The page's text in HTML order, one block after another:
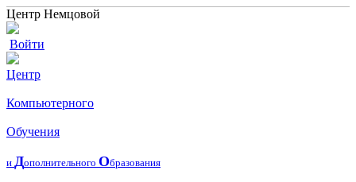
Центр Немцовой
Войти
Центр
Компьютерного
Обучения
и Дополнительного Образования